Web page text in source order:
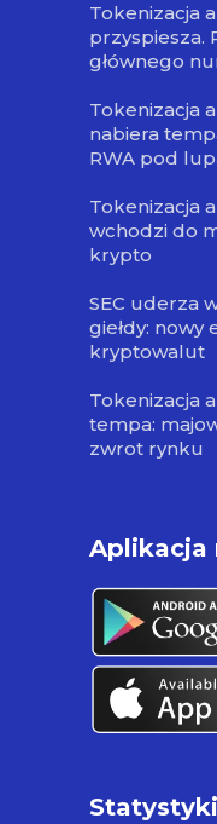
Tokenizacja
przyspiesza.
głównego
Tokenizacja
nabiera
RWA pod
Tokenizacja
wchodzi do
krypto
SEC uderza
giełdy: nowy
kryptowalut
Tokenizacja
tempa:
zwrot rynku
Aplikacja